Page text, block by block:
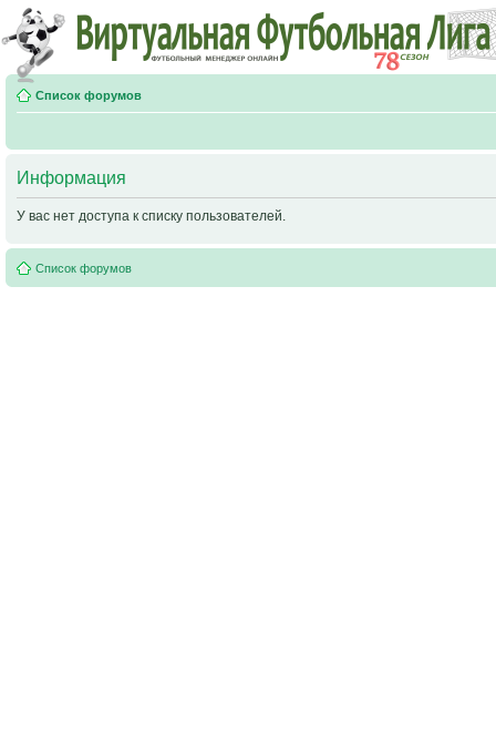
Список форумов
Информация
У вас нет доступа к списку пользователей.
Список форумов